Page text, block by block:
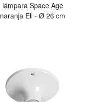
lámpara Space Age
naranja Eli - Ø 26 cm